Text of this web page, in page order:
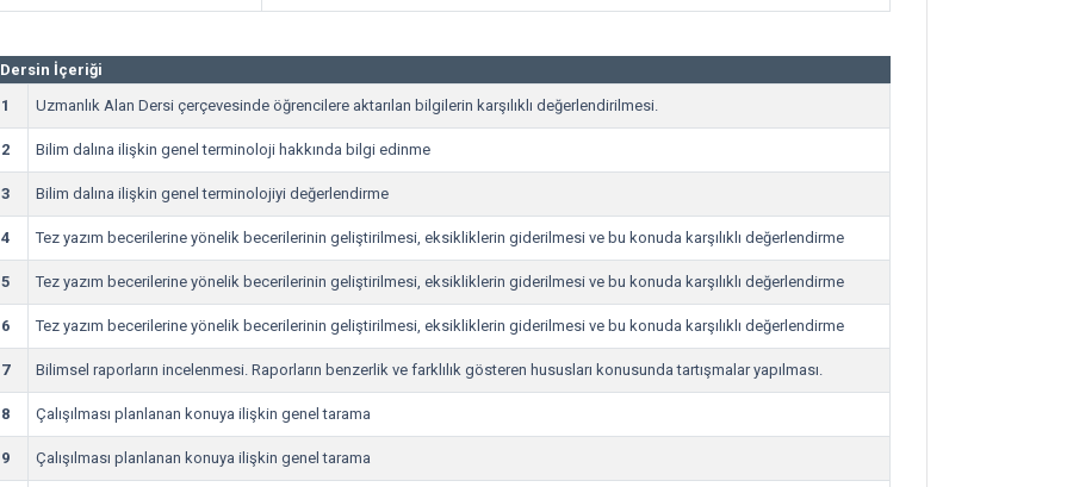
Dersin İçeriği
1
Uzmanlık Alan Dersi çerçevesinde öğrencilere aktarılan bilgilerin karşılıklı değerlendirilmesi.
2 Bilim dalına ilişkin genel terminoloji hakkında bilgi edinme
3 Bilim dalına ilişkin genel terminolojiyi değerlendirme
4 Tez yazım becerilerine yönelik becerilerinin geliştirilmesi, eksikliklerin giderilmesi ve bu konuda karşılıklı değerlendirme
5 Tez yazım becerilerine yönelik becerilerinin geliştirilmesi, eksikliklerin giderilmesi ve bu konuda karşılıklı değerlendirme
6 Tez yazım becerilerine yönelik becerilerinin geliştirilmesi, eksikliklerin giderilmesi ve bu konuda karşılıklı değerlendirme
7 Bilimsel raporların incelenmesi. Raporların benzerlik ve farklılık gösteren hususları konusunda tartışmalar yapılması.
8 Çalışılması planlanan konuya ilişkin genel tarama
9 Çalışılması planlanan konuya ilişkin genel tarama